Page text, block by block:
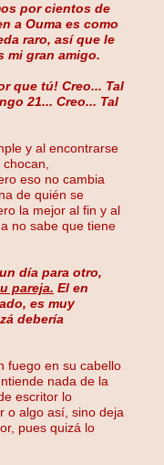
por cientos de
a Ouma es como
raro, así que le
mi gran amigo.
que tú! Creo... Tal
21... Creo... Tal
y al encontrarse
eso no cambia
de quién se
la mejor al fin y al
no sabe que tiene
día para otro,
pareja. El en
es muy
debería
fuego en su cabello
nada de la
escritor lo
o algo así, sino deja
pues quizá lo